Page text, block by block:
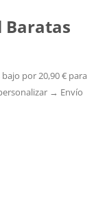
Baratas
por 20,90 € para
→ Envío